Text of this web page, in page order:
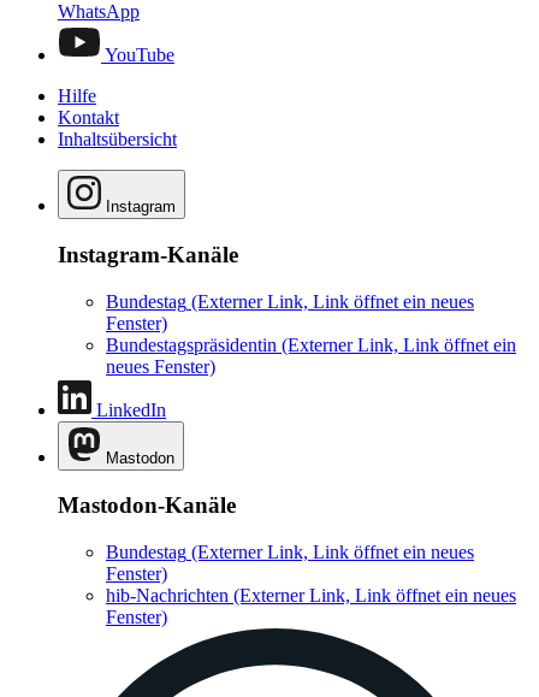
WhatsApp
YouTube
Hilfe
Kontakt
Inhaltsübersicht
Instagram
Instagram-Kanäle
Bundestag (Externer Link, Link öffnet ein neues
Fenster)
Bundestagspräsidentin (Externer Link, Link öffnet ein
neues Fenster)
LinkedIn
Mastodon
Mastodon-Kanäle
Bundestag (Externer Link, Link öffnet ein neues
Fenster)
hib-Nachrichten (Externer Link, Link öffnet ein neues
Fenster)